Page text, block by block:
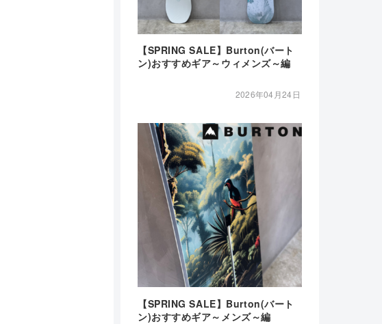
【SPRING SALE】Burton(バート
ン)おすすめギア～ウィメンズ～編
2026年04月24日
【SPRING SALE】Burton(バート
ン)おすすめギア～メンズ～編